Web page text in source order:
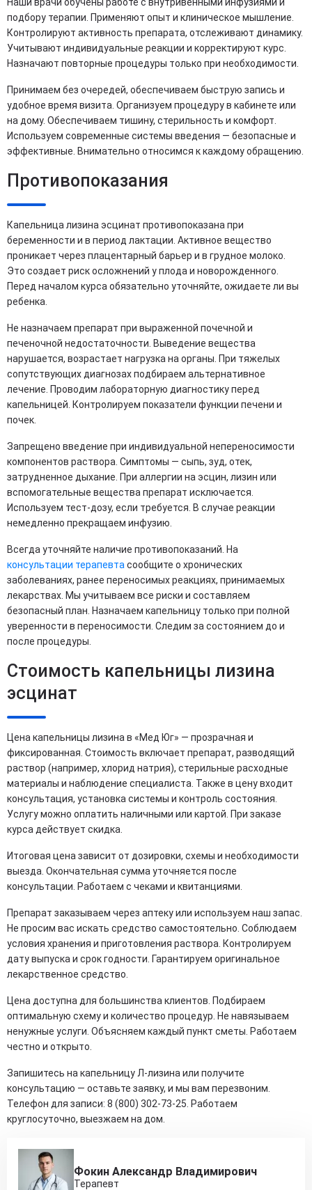
подбору терапии. Применяют опыт и клиническое мышление.
Контролируют активность препарата, отслеживают динамику.
Учитывают индивидуальные реакции и корректируют курс.
Назначают повторные процедуры только при необходимости.
Принимаем без очередей, обеспечиваем быструю запись и
удобное время визита. Организуем процедуру в кабинете или
на дому. Обеспечиваем тишину, стерильность и комфорт.
Используем современные системы введения — безопасные и
эффективные. Внимательно относимся к каждому обращению.
Противопоказания
Капельница лизина эсцинат противопоказана при
беременности и в период лактации. Активное вещество
проникает через плацентарный барьер и в грудное молоко.
Это создает риск осложнений у плода и новорожденного.
Перед началом курса обязательно уточняйте, ожидаете ли вы
ребенка.
Не назначаем препарат при выраженной почечной и
печеночной недостаточности. Выведение вещества
нарушается, возрастает нагрузка на органы. При тяжелых
сопутствующих диагнозах подбираем альтернативное
лечение. Проводим лабораторную диагностику перед
капельницей. Контролируем показатели функции печени и
почек.
Запрещено введение при индивидуальной непереносимости
компонентов раствора. Симптомы — сыпь, зуд, отек,
затрудненное дыхание. При аллергии на эсцин, лизин или
вспомогательные вещества препарат исключается.
Используем тест-дозу, если требуется. В случае реакции
немедленно прекращаем инфузию.
Всегда уточняйте наличие противопоказаний. На
консультации терапевта сообщите о хронических
заболеваниях, ранее переносимых реакциях, принимаемых
лекарствах. Мы учитываем все риски и составляем
безопасный план. Назначаем капельницу только при полной
уверенности в переносимости. Следим за состоянием до и
после процедуры.
Стоимость капельницы лизина
эсцинат
Цена капельницы лизина в «Мед Юг» — прозрачная и
фиксированная. Стоимость включает препарат, разводящий
раствор (например, хлорид натрия), стерильные расходные
материалы и наблюдение специалиста. Также в цену входит
консультация, установка системы и контроль состояния.
Услугу можно оплатить наличными или картой. При заказе
курса действует скидка.
Итоговая цена зависит от дозировки, схемы и необходимости
выезда. Окончательная сумма уточняется после
консультации. Работаем с чеками и квитанциями.
Препарат заказываем через аптеку или используем наш запас.
Не просим вас искать средство самостоятельно. Соблюдаем
условия хранения и приготовления раствора. Контролируем
дату выпуска и срок годности. Гарантируем оригинальное
лекарственное средство.
Цена доступна для большинства клиентов. Подбираем
оптимальную схему и количество процедур. Не навязываем
ненужные услуги. Объясняем каждый пункт сметы. Работаем
честно и открыто.
Запишитесь на капельницу Л-лизина или получите
консультацию — оставьте заявку, и мы вам перезвоним.
Телефон для записи: 8 (800) 302-73-25. Работаем
круглосуточно, выезжаем на дом.
Фокин Александр Владимирович
Терапевт